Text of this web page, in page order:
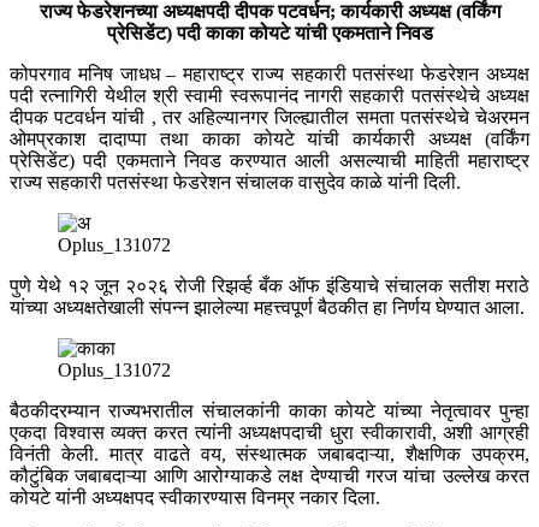
राज्य फेडरेशनच्या अध्यक्षपदी दीपक पटवर्धन; कार्यकारी अध्यक्ष (वर्किंग
प्रेसिडेंट) पदी काका कोयटे यांची एकमताने निवड
कोपरगाव मनिष जाधध – महाराष्ट्र राज्य सहकारी पतसंस्था फेडरेशन अध्यक्ष
पदी रत्नागिरी येथील श्री स्वामी स्वरूपानंद नागरी सहकारी पतसंस्थेचे अध्यक्ष
दीपक पटवर्धन यांची , तर अहिल्यानगर जिल्ह्यातील समता पतसंस्थेचे चेअरमन
ओमप्रकाश दादाप्पा तथा काका कोयटे यांची कार्यकारी अध्यक्ष (वर्किंग
प्रेसिडेंट) पदी एकमताने निवड करण्यात आली असल्याची माहिती महाराष्ट्र
राज्य सहकारी पतसंस्था फेडरेशन संचालक वासुदेव काळे यांनी दिली.
Oplus_131072
पुणे येथे १२ जून २०२६ रोजी रिझर्व्ह बँक ऑफ इंडियाचे संचालक सतीश मराठे
यांच्या अध्यक्षतेखाली संपन्न झालेल्या महत्त्वपूर्ण बैठकीत हा निर्णय घेण्यात आला.
Oplus_131072
बैठकीदरम्यान राज्यभरातील संचालकांनी काका कोयटे यांच्या नेतृत्वावर पुन्हा
एकदा विश्वास व्यक्त करत त्यांनी अध्यक्षपदाची धुरा स्वीकारावी, अशी आग्रही
विनंती केली. मात्र वाढते वय, संस्थात्मक जबाबदाऱ्या, शैक्षणिक उपक्रम,
कौटुंबिक जबाबदाऱ्या आणि आरोग्याकडे लक्ष देण्याची गरज यांचा उल्लेख करत
कोयटे यांनी अध्यक्षपद स्वीकारण्यास विनम्र नकार दिला.